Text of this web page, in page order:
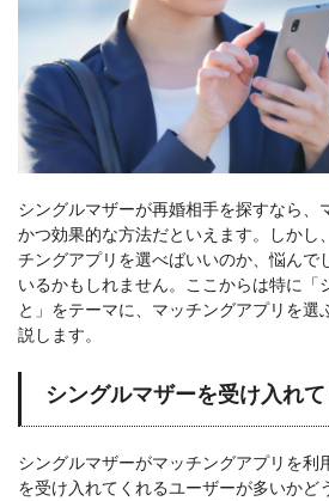
シングルマザーが再婚相手を探すなら、
かつ効果的な方法だといえます。しかし
チングアプリを選べばいいのか、悩んで
いるかもしれません。ここからは特に「
と」をテーマに、マッチングアプリを選
説します。
シングルマザーを受け入れ
シングルマザーがマッチングアプリを利
を受け入れてくれるユーザーが多いかど